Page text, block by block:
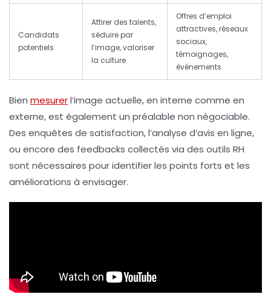
Candidats
potentiels
Attirer des talents,
séduire par
l’image, valoriser
la culture
Offres d’emploi
attractives, réseaux
sociaux,
témoignages,
événements
Bien mesurerl’image actuelle, en interne comme en
externe, est également un préalable non négociable.
Des enquêtes de satisfaction, l’analyse d’avis en ligne,
ou encore des feedbacks collectés via des outils RH
sont nécessaires pour identifier les points forts et les
améliorations à envisager.